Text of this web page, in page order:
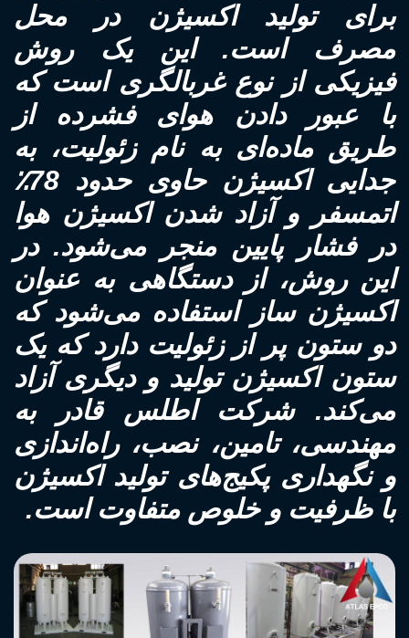
برای تولید اکسیژن در محل
مصرف است. این یک روش
فیزیکی از نوع غربالگری است که
با عبور دادن هوای فشرده از
طریق ماده‌ای به نام زئولیت، به
جدایی اکسیژن حاوی حدود 78٪
اتمسفر و آزاد شدن اکسیژن هوا
در فشار پایین منجر می‌شود. در
این روش، از دستگاهی به عنوان
اکسیژن ساز استفاده می‌شود که
دو ستون پر از زئولیت دارد که یک
ستون اکسیژن تولید و دیگری آزاد
می‌کند. شرکت اطلس قادر به
مهندسی، تامین، نصب، راه‌اندازی
و نگهداری پکیج‌های تولید اکسیژن
با ظرفیت و خلوص متفاوت است.